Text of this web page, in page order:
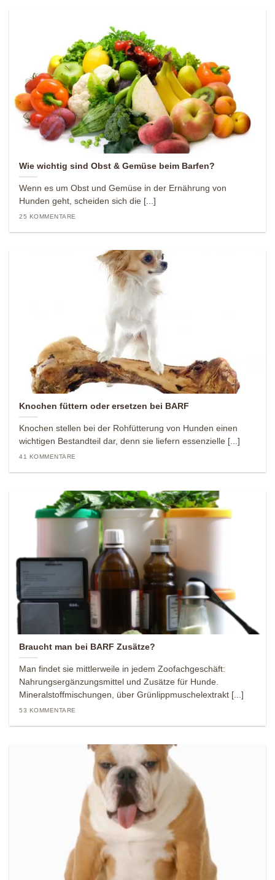
Wie wichtig sind Obst & Gemüse beim Barfen?
Wenn es um Obst und Gemüse in der Ernährung von
Hunden geht, scheiden sich die [...]
25 KOMMENTARE
Knochen füttern oder ersetzen bei BARF
Knochen stellen bei der Rohfütterung von Hunden einen
wichtigen Bestandteil dar, denn sie liefern essenzielle [...]
41 KOMMENTARE
Braucht man bei BARF Zusätze?
Man findet sie mittlerweile in jedem Zoofachgeschäft:
Nahrungsergänzungsmittel und Zusätze für Hunde.
Mineralstoffmischungen, über Grünlippmuschelextrakt [...]
53 KOMMENTARE